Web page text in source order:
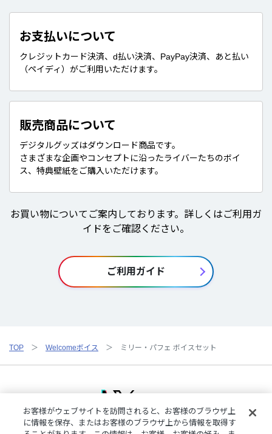
お支払いについて
クレジットカード決済、d払い決済、PayPay決済、あと払い
（ペイディ）がご利用いただけます。
販売商品について
デジタルグッズはダウンロード商品です。
さまざまな企画やコンセプトに沿ったライバーたちのボイ
ス、特典壁紙をご購入いただけます。
お買い物についてご案内しております。詳しくはご利用ガ
イドをご確認ください。
ご利用ガイド
TOP Welcomeボイス ミリー・パフェ ボイスセット
お客様がウェブサイトを訪問されると、お客様のブラウザ上
に情報を保存、またはお客様のブラウザ上から情報を取得す